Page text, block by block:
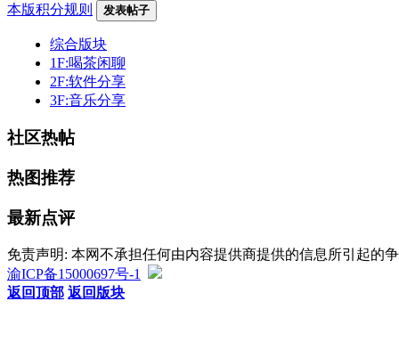
本版积分规则 发表帖子
综合版块
1F:喝茶闲聊
2F:软件分享
3F:音乐分享
社区热帖
热图推荐
最新点评
免责声明: 本网不承担任何由内容提供商提供的信息所引起的
渝ICP备15000697号-1
返回顶部 返回版块